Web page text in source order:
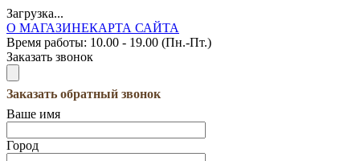
Загрузка...
О МАГАЗИНЕКАРТА САЙТА
Время работы: 10.00 - 19.00 (Пн.-Пт.)
Заказать звонок
Заказать обратный звонок
Ваше имя
Город